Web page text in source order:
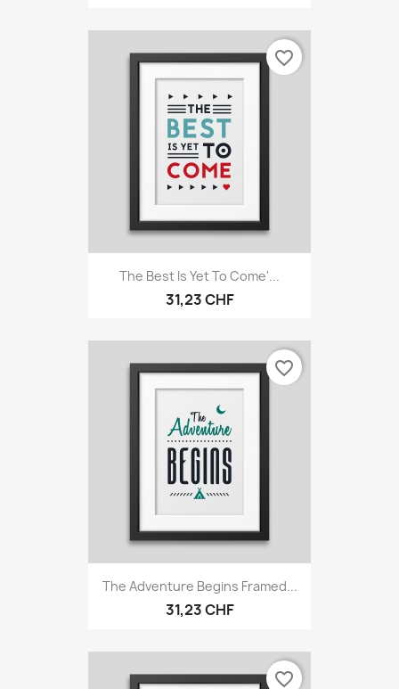
The Best Is Yet To Come'...
31,23 CHF
favorite_border
The Adventure Begins Framed...
31,23 CHF
favorite_border
favorite_border